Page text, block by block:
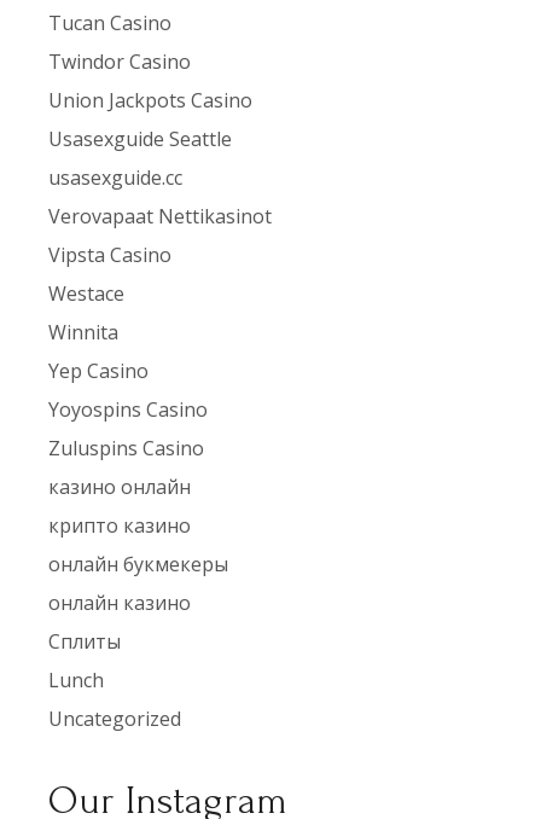
Tucan Casino
Twindor Casino
Union Jackpots Casino
Usasexguide Seattle
usasexguide.cc
Verovapaat Nettikasinot
Vipsta Casino
Westace
Winnita
Yep Casino
Yoyospins Casino
Zuluspins Casino
казино онлайн
крипто казино
онлайн букмекеры
онлайн казино
Сплиты
Lunch
Uncategorized
Our Instagram